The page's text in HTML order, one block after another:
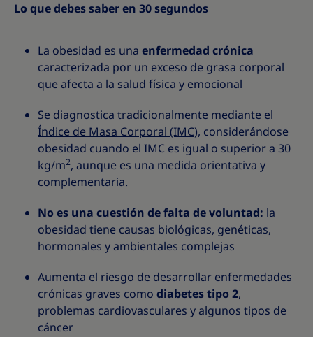
Lo que debes saber en 30 segundos
La obesidad es una enfermedad crónica
caracterizada por un exceso de grasa corporal
que afecta a la salud física y emocional
Se diagnostica tradicionalmente mediante el
Índice de Masa Corporal (IMC), considerándose
obesidad cuando el IMC es igual o superior a 30
kg/m2, aunque es una medida orientativa y
complementaria.
No es una cuestión de falta de voluntad: la
obesidad tiene causas biológicas, genéticas,
hormonales y ambientales complejas
Aumenta el riesgo de desarrollar enfermedades
crónicas graves como diabetes tipo 2,
problemas cardiovasculares y algunos tipos de
cáncer